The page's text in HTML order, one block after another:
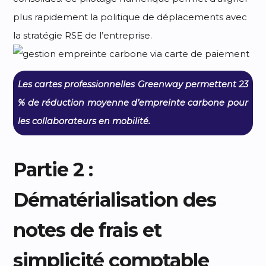
plus rapidement la politique de déplacements avec
la stratégie RSE de l’entreprise.
Les cartes professionnelles Greenway permettent 23
% de réduction moyenne d’empreinte carbone pour
les collaborateurs en mobilité.
Partie 2 :
Dématérialisation des
notes de frais et
simplicité comptable